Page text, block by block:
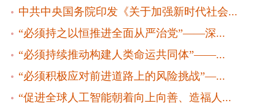
中共中央国务院印发《关于加强新时代社会...
“必须持之以恒推进全面从严治党”——深...
“必须持续推动构建人类命运共同体”——...
“必须积极应对前进道路上的风险挑战”—...
“促进全球人工智能朝着向上向善、造福人...